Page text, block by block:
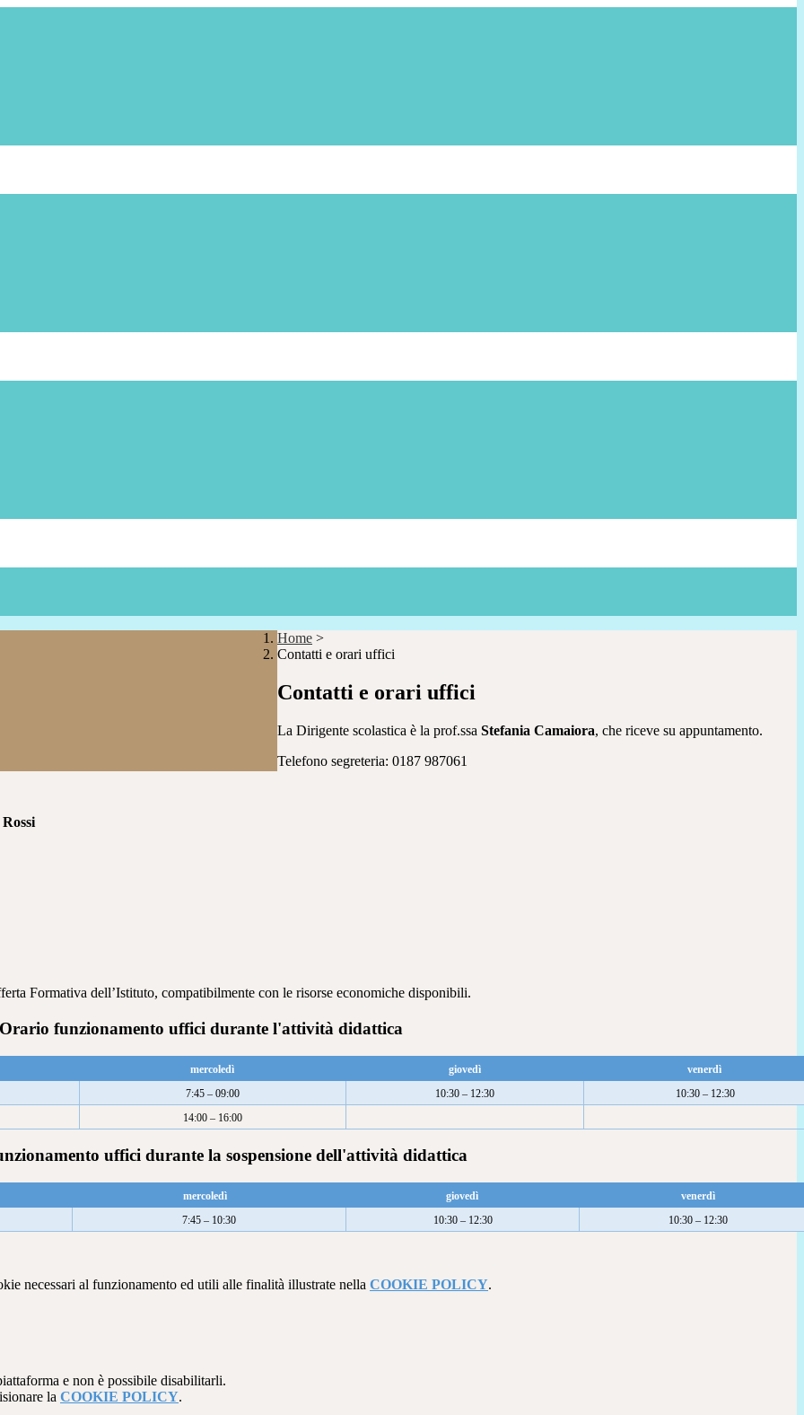
Home >
Contatti e orari uffici
Contatti e orari uffici
La Dirigente scolastica è la prof.ssa Stefania Camaiora, che riceve su appuntamento.
Telefono segreteria: 0187 987061
Formativa dell’Istituto, compatibilmente con le risorse economiche disponibili.
Orario funzionamento uffici durante l'attività didattica
mercoledì giovedì
venerdì
7:45 – 09:00 10:30 – 12:30
10:30 – 12:30
14:00 – 16:00
uffici durante la sospensione dell'attività didattica
mercoledì giovedì
venerdì
7:45 – 10:30 10:30 – 12:30 10:30 – 12:30
necessari al funzionamento ed utili alle finalità illustrate nella COOKIE POLICY.
e non è possibile disabilitarli.
la COOKIE POLICY.